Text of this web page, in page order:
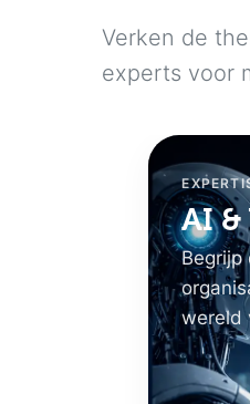
Verken de
experts voor
AI &
Begrijp
wereld